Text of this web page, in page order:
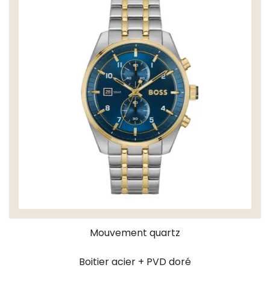
Mouvement quartz
Boitier acier + PVD doré